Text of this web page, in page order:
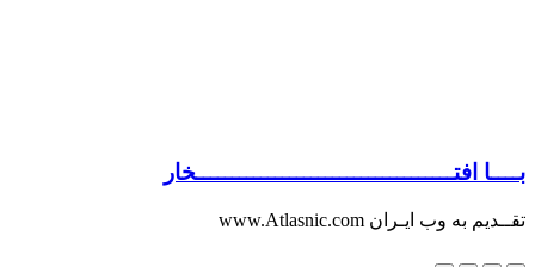
بــــا افتــــــــــــــــــــــــــــــــــــخار
تقــدیم به وب ایـران www.Atlasnic.com